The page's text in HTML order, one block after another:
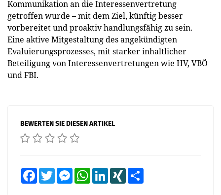
Kommunikation an die Interessenvertretung
getroffen wurde – mit dem Ziel, künftig besser
vorbereitet und proaktiv handlungsfähig zu sein.
Eine aktive Mitgestaltung des angekündigten
Evaluierungsprozesses, mit starker inhaltlicher
Beteiligung von Interessenvertretungen wie HV, VBÖ
und FBI.
BEWERTEN SIE DIESEN ARTIKEL
FacebookTwitter MessengerWhatsAppLinkedInXING